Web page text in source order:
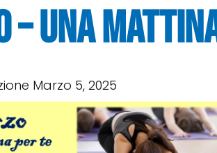
– Una
Marzo 5, 2025